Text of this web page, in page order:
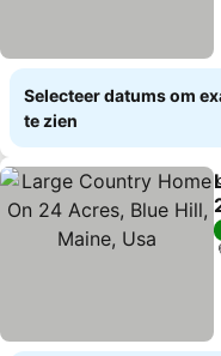
Selecteer datums om
te zien